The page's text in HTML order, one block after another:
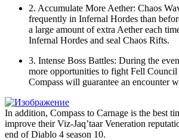
2. Accumulate More Aether: Chaos
frequently in Infernal Hordes than
a large amount of extra Aether each
Infernal Hordes and seal Chaos Rifts.
3. Intense Boss Battles: During the
more opportunities to fight Fell
Compass will guarantee an encounter
In addition, Compass to Carnage is the best
improve their Viz-Jaq’taar Veneration
end of Diablo 4 season 10.